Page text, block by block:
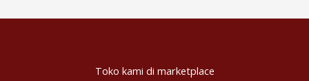
Toko kami di marketplace